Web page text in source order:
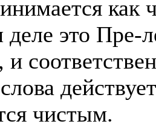
как
это Пре-
и
чистым.